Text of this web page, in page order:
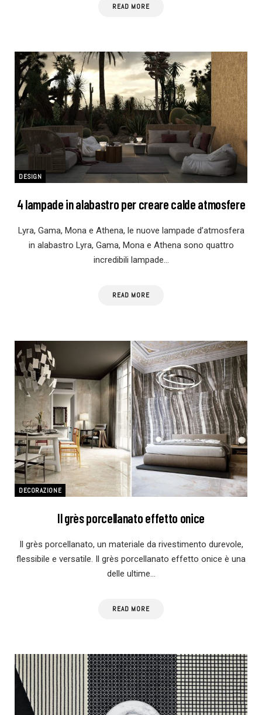
READ MORE
DESIGN
4 lampade in alabastro per creare calde atmosfere
Lyra, Gama, Mona e Athena, le nuove lampade d’atmosfera
in alabastro Lyra, Gama, Mona e Athena sono quattro
incredibili lampade…
READ MORE
DECORAZIONE
Il grès porcellanato effetto onice
Il grès porcellanato, un materiale da rivestimento durevole,
flessibile e versatile. Il grès porcellanato effetto onice è una
delle ultime…
READ MORE